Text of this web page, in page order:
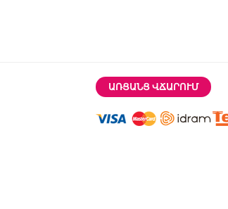
ԱՌՑԱՆՑ ՎՃԱՐՈՒՄ